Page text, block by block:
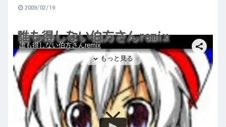
誰も得しない伯方さんremix
2009/02/19